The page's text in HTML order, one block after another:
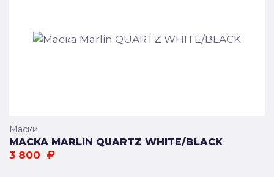
Маски
МАСКА MARLIN QUARTZ WHITE/BLACK
3 800